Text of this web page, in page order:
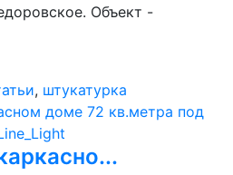
Объект -
, штукатурка